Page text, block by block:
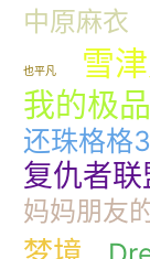
中原麻衣
也平凡 雪
我的极
还珠格格
复仇者
妈妈朋友